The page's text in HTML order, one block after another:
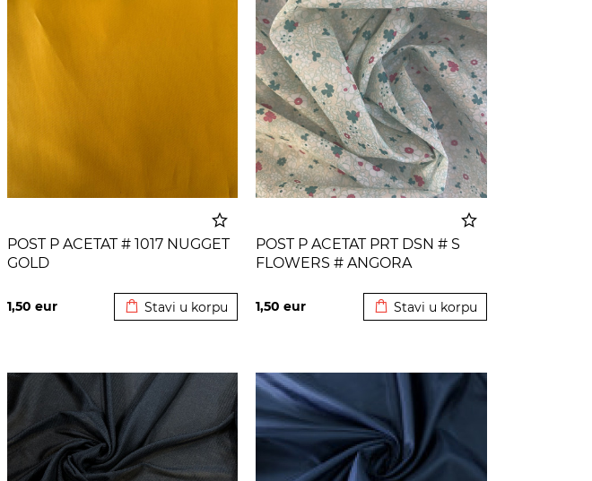
POST P ACETAT # 1017 NUGGET
GOLD
1,50 eur Stavi u korpu
POST P ACETAT PRT DSN # S
FLOWERS # ANGORA
1,50eur Stavi u korpu